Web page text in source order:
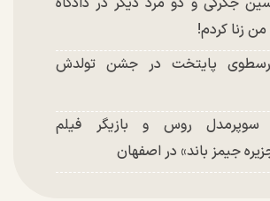
زنا کردم!
پایتخت در جشن تولدش
سوپرمدل روس و بازیگر فیلم
جیمز باند» در اصفهان